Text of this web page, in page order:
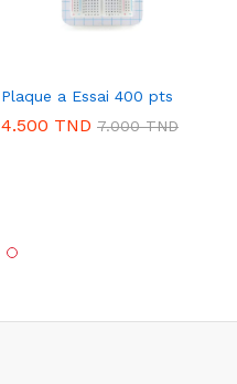
Plaque a Essai 400 pts
4.500 TND 7.000TND